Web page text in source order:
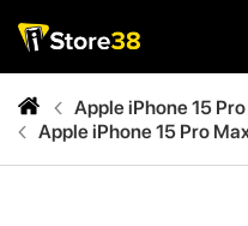
Apple iPhone 15
Apple iPhone 15 Pro